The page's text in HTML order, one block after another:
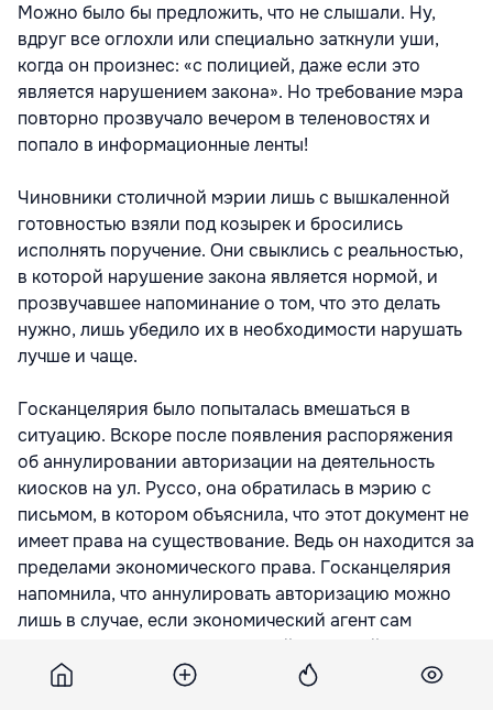
Можно было бы предложить, что не слышали. Ну,
вдруг все оглохли или специально заткнули уши,
когда он произнес: «с полицией, даже если это
является нарушением закона». Но требование мэра
повторно прозвучало вечером в теленовостях и
попало в информационные ленты!
Чиновники столичной мэрии лишь с вышкаленной
готовностью взяли под козырек и бросились
исполнять поручение. Они свыклись с реальностью,
в которой нарушение закона является нормой, и
прозвучавшее напоминание о том, что это делать
нужно, лишь убедило их в необходимости нарушать
лучше и чаще.
Госканцелярия было попыталась вмешаться в
ситуацию. Вскоре после появления распоряжения
об аннулировании авторизации на деятельность
киосков на ул. Руссо, она обратилась в мэрию с
письмом, в котором объяснила, что этот документ не
имеет права на существование. Ведь он находится за
пределами экономического права. Госканцелярия
напомнила, что аннулировать авторизацию можно
лишь в случае, если экономический агент сам
обращается с соответствующей просьбой или если
в результате контрольной проверки установлено,